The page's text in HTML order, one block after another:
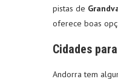
pistas de
oferece boas
Cidades
Andorra tem